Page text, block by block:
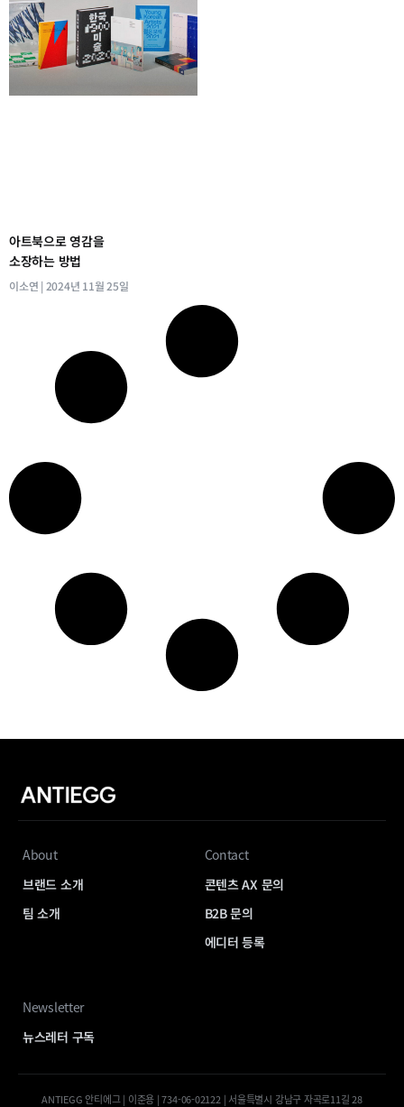
아트북으로 영감을
소장하는 방법
이소연 2024년 11월 25일
About
브랜드 소개
팀 소개
Contact
콘텐츠 AX 문의
B2B 문의
에디터 등록
Newsletter
뉴스레터 구독
ANTIEGG 안티에그 | 이준용 | 734-06-02122 | 서울특별시 강남구 자곡로11길 28